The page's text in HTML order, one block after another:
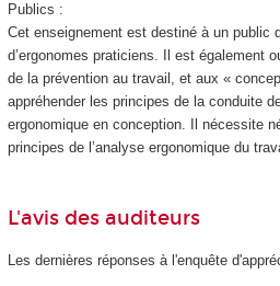
Publics :
Cet enseignement est destiné à un public
d’ergonomes praticiens. Il est également
de la prévention au travail, et aux «
appréhender les principes de la conduite
ergonomique en conception. Il nécessite
principes de l’analyse ergonomique du
L'avis des auditeurs
Les dernières réponses à l'enquête